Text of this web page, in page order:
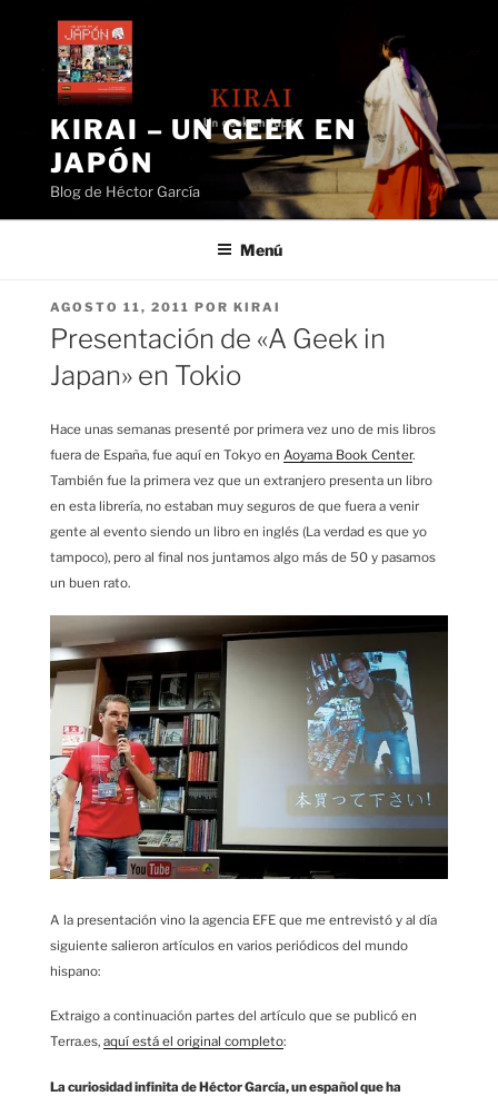
contenido
KIRAI – UN GEEK EN
JAPÓN
Blog de Héctor García
Menú
PUBLICADO
EL
AGOSTO 11, 2011 POR KIRAI
Presentación de «A Geek in
Japan» en Tokio
Hace unas semanas presenté por primera vez uno de mis libros
fuera de España, fue aquí en Tokyo en Aoyama Book Center.
También fue la primera vez que un extranjero presenta un libro
en esta librería, no estaban muy seguros de que fuera a venir
gente al evento siendo un libro en inglés (La verdad es que yo
tampoco), pero al final nos juntamos algo más de 50 y pasamos
un buen rato.
A la presentación vino la agencia EFE que me entrevistó y al día
siguiente salieron artículos en varios periódicos del mundo
hispano:
Extraigo a continuación partes del artículo que se publicó en
Terra.es, aquí está el original completo:
La curiosidad infinita de Héctor García, un español que ha